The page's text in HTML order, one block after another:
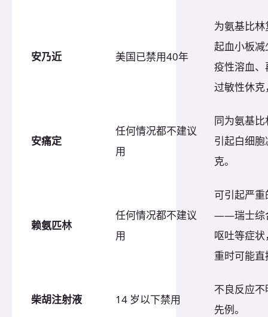
安乃近 美国已禁用40年
为氨基比
起血小板
疫性溶血
过敏性休
安痛定
任何情况都不建议
用
同为氨基
引起白细
克。
赖氨匹林
任何情况都不建议
用
可引起严
——瑞士综
呕吐等症
重时可能
柴胡注射液 14 岁以下禁用
不良反应
先例。